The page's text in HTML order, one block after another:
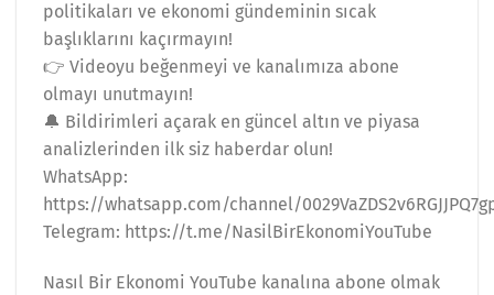
politikaları ve ekonomi gündeminin sıcak
başlıklarını kaçırmayın!
👉 Videoyu beğenmeyi ve kanalımıza abone
olmayı unutmayın!
🔔 Bildirimleri açarak en güncel altın ve piyasa
analizlerinden ilk siz haberdar olun!
WhatsApp:
https://whatsapp.com/channel/
Telegram: https://t.me/NasilBirEkonomiYouTube
Nasıl Bir Ekonomi YouTube kanalına abone olmak